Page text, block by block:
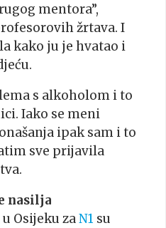
mentora”,
žrtava. I
kako ju je hvatao i
s alkoholom i to
Iako se meni
ipak sam i to
sve prijavila
nasilja
Osijeku zaN1 su